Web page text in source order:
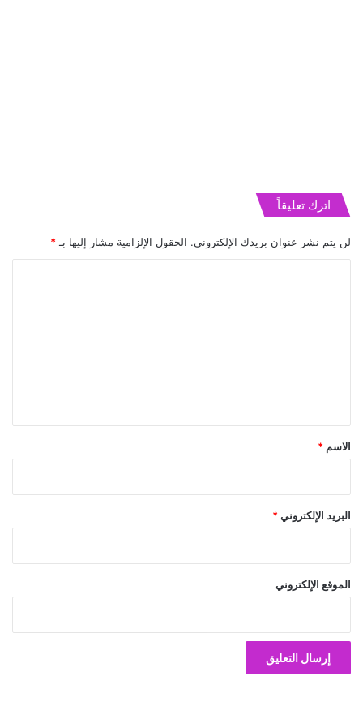
اترك تعليقاً
لن يتم نشر عنوان بريدك الإلكتروني. الحقول الإلزامية مشار إليها بـ *
*
الاسم *
البريد الإلكتروني *
الموقع الإلكتروني